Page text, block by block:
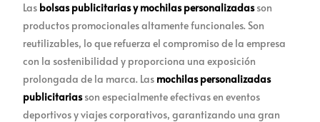
Las bolsas publicitarias y mochilas personalizadasson
productos promocionales altamente funcionales. Son
reutilizables, lo que refuerza el compromiso de la empresa
con la sostenibilidad y proporciona una exposición
prolongada de la marca. Las mochilas personalizadas
publicitariasson especialmente efectivas en eventos
deportivos y viajes corporativos, garantizando una gran